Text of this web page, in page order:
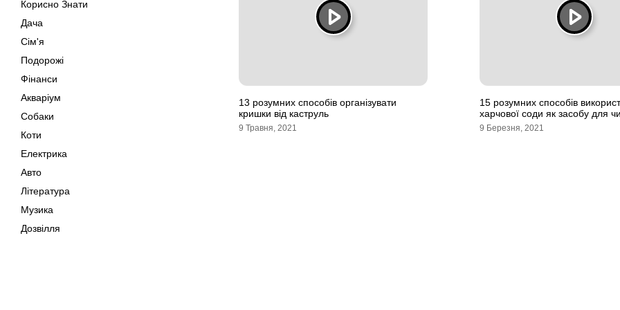
Корисно Знати
Дача
Сім'я
Подорожі
Фінанси
Акваріум
Собаки
Коти
Електрика
Авто
Література
Музика
Дозвілля
13 розумних способів організувати
кришки від каструль
9 Травня, 2021
15 розумних способів
харчової соди як засобу для
9 Березня, 2021